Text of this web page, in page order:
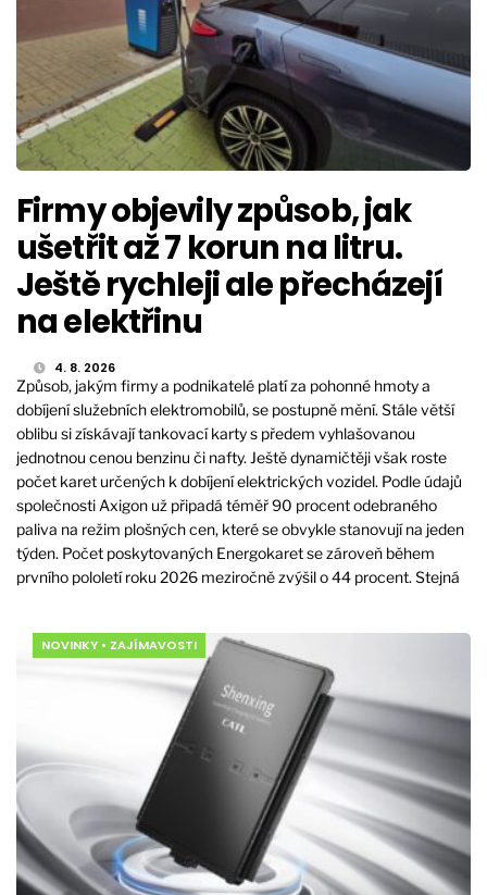
Firmy objevily způsob, jak
ušetřit až 7 korun na litru.
Ještě rychleji ale přecházejí
na elektřinu
4. 8. 2026
Způsob, jakým firmy a podnikatelé platí za pohonné hmoty a
dobíjení služebních elektromobilů, se postupně mění. Stále větší
oblibu si získávají tankovací karty s předem vyhlašovanou
jednotnou cenou benzinu či nafty. Ještě dynamičtěji však roste
počet karet určených k dobíjení elektrických vozidel. Podle údajů
společnosti Axigon už připadá téměř 90 procent odebraného
paliva na režim plošných cen, které se obvykle stanovují na jeden
týden. Počet poskytovaných Energokaret se zároveň během
prvního pololetí roku 2026 meziročně zvýšil o 44 procent. Stejná
NOVINKY • ZAJÍMAVOSTI